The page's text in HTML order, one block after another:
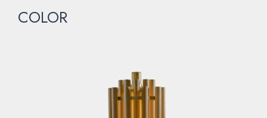
COLOR